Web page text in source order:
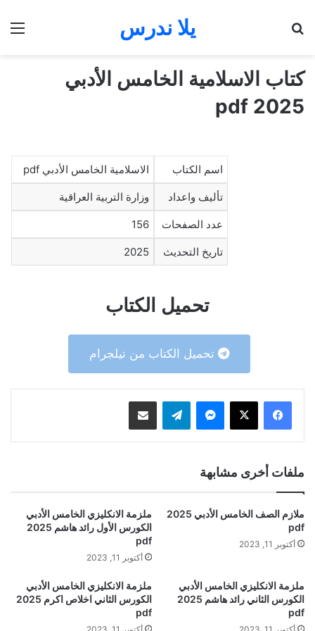
يلا ندرس
كتاب الاسلامية الخامس الأدبي
2025 pdf
اسم الكتاب الاسلامية الخامس الأدبي pdf
تأليف واعداد وزارة التربية العراقية
عدد الصفحات 156
تاريخ التحديث 2025
تحميل الكتاب
تحميل الكتاب من تيلجرام
ماسنجر تيلقرام مشاركة عبر البريد
ملفات أخرى مشابهة
ملازم الصف الخامس الأدبي 2025
pdf
أكتوبر 11, 2023
ملزمة الانكليزي الخامس الأدبي
الكورس الأول رائد هاشم 2025
pdf
أكتوبر 11, 2023
ملزمة الانكليزي الخامس الأدبي
الكورس الثاني رائد هاشم 2025
pdf
ملزمة الانكليزي الخامس الأدبي
الكورس الثاني اخلاص اكرم 2025
pdf